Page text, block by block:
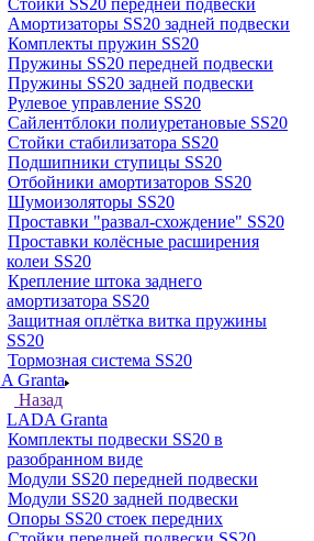
Стойки SS20 передней подвески
Амортизаторы SS20 задней подвески
Комплекты пружин SS20
Пружины SS20 передней подвески
Пружины SS20 задней подвески
Рулевое управление SS20
Сайлентблоки полиуретановые SS20
Стойки стабилизатора SS20
Подшипники ступицы SS20
Отбойники амортизаторов SS20
Шумоизоляторы SS20
Проставки "развал-схождение" SS20
Проставки колёсные расширения
колеи SS20
Крепление штока заднего
амортизатора SS20
Защитная оплётка витка пружины
SS20
Тормозная система SS20
Granta
Назад
LADA Granta
Комплекты подвески SS20 в
разобранном виде
Модули SS20 передней подвески
Модули SS20 задней подвески
Опоры SS20 стоек передних